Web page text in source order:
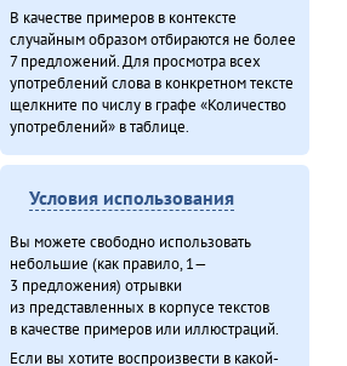
В качестве примеров в контексте
случайным образом отбираются не более
7 предложений. Для просмотра всех
употреблений слова в конкретном тексте
щелкните по числу в графе «Количество
употреблений» в таблице.
Условия использования
Вы можете свободно использовать
небольшие (как правило, 1—
3 предложения) отрывки
из представленных в корпусе текстов
в качестве примеров или иллюстраций.
Если вы хотите воспроизвести в какой-